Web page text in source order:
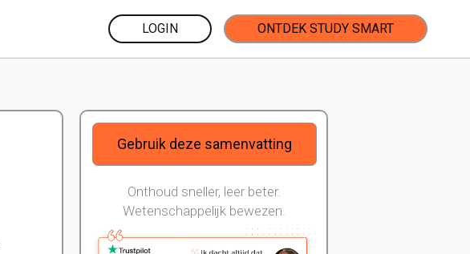
LOGIN ONTDEK STUDY SMART
Gebruik deze samenvatting
Onthoud sneller, leer beter.
Wetenschappelijk bewezen.